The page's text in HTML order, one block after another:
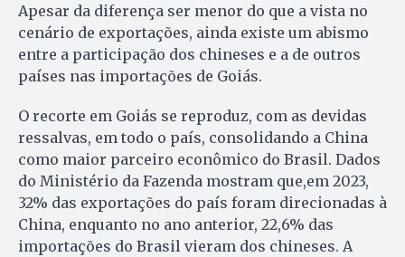
Apesar da diferença ser menor do que a vista no
cenário de exportações, ainda existe um abismo
entre a participação dos chineses e a de outros
países nas importações de Goiás.
O recorte em Goiás se reproduz, com as devidas
ressalvas, em todo o país, consolidando a China
como maior parceiro econômico do Brasil. Dados
do Ministério da Fazenda mostram que,em 2023,
32% das exportações do país foram direcionadas à
China, enquanto no ano anterior, 22,6% das
importações do Brasil vieram dos chineses. A